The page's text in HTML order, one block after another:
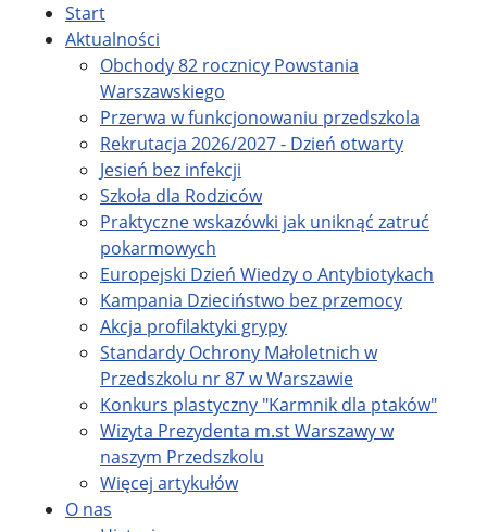
Start
Aktualności
Obchody 82 rocznicy Powstania
Warszawskiego
Przerwa w funkcjonowaniu przedszkola
Rekrutacja 2026/2027 - Dzień otwarty
Jesień bez infekcji
Szkoła dla Rodziców
Praktyczne wskazówki jak uniknąć zatruć
pokarmowych
Europejski Dzień Wiedzy o Antybiotykach
Kampania Dzieciństwo bez przemocy
Akcja profilaktyki grypy
Standardy Ochrony Małoletnich w
Przedszkolu nr 87 w Warszawie
Konkurs plastyczny "Karmnik dla ptaków"
Wizyta Prezydenta m.st Warszawy w
naszym Przedszkolu
Więcej artykułów
O nas